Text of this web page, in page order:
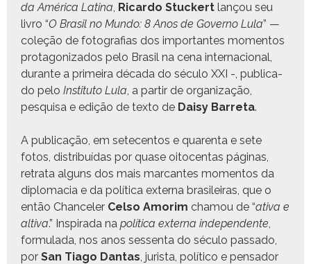
da Améri­ca Lati­na, Ricar­do Stuck­ert lançou seu
livro “O Brasil no Mun­do: 8 Anos de Gov­er­no Lula” —
coleção de fotografias dos impor­tantes momen­tos
pro­tag­on­i­za­dos pelo Brasil na cena inter­na­cional,
durante a primeira déca­da do sécu­lo XXI -, pub­li­ca­
do pelo Insti­tu­to Lula, a par­tir de orga­ni­za­ção,
pesquisa e edição de tex­to de Daisy Bar­reta.
A pub­li­cação, em sete­cen­tos e quarenta e sete
fotos, dis­tribuí­das por quase oito­cen­tas pági­nas,
retra­ta alguns dos mais mar­cantes momen­tos da
diplo­ma­cia e da políti­ca exter­na brasileiras, que o
então Chancel­er Cel­so Amor­im chamou de “ati­va e
alti­va.” Inspi­ra­da na políti­ca exter­na inde­pen­dente,
for­mu­la­da, nos anos sessen­ta do sécu­lo pas­sa­do,
por San Tia­go Dan­tas, jurista, políti­co e pen­sador